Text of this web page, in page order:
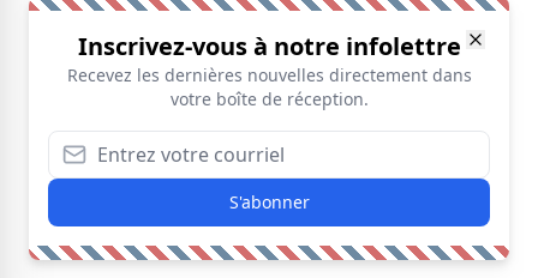
Inscrivez-vous à notre infolettre
Recevez les dernières nouvelles directement dans
votre boîte de réception.
S'abonner